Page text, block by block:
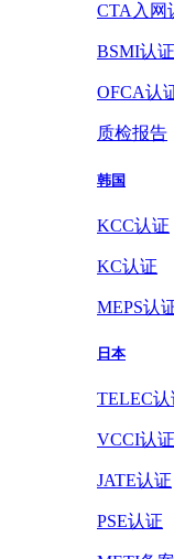
CTA入网
BSMI认证
OFCA认
质检报告
韩国
KCC认证
KC认证
MEPS认
日本
TELEC认
VCCI认证
JATE认证
PSE认证